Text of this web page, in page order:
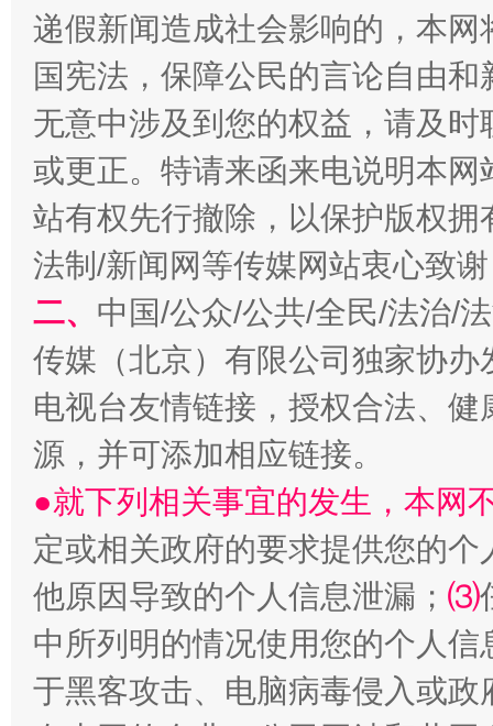
千年窑火 生生不息 一
揭开“小金库”的免责幌子
受贿1.44亿！段成刚被判无期 从幼
递假新闻造成社会影响的，本
国宪法，保障公民的言论自由
无意中涉及到您的权益，请及
或更正。特请来函来电说明本
站有权先行撤除，以保护版权
法制/新闻网等传媒网站衷心致
二、 中国/公众/公共/全民/法治/
传媒（北京）有限公司独家协
电视台友情链接，授权合法、
源，并可添加相应链接。
●就下列相关事宜的发生，本网
定或相关政府的要求提供您的个
他原因导致的个人信息泄漏； ⑶
中所列明的情况使用您的个人
于黑客攻击、电脑病毒侵入或